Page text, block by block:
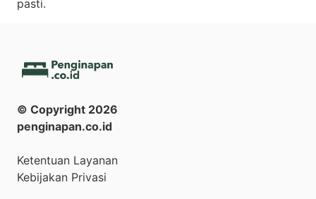
pasti.
© Copyright 2026
penginapan.co.id
Ketentuan Layanan
Kebijakan Privasi